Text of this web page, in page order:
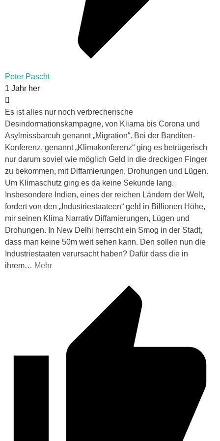
Peter Pascht
1 Jahr her
Es ist alles nur noch verbrecherische
Desindormationskampagne, von Kliama bis Corona und
Asylmissbarcuh genannt „Migration“. Bei der Banditen-
Konferenz, genannt „Klimakonferenz“ ging es betrügerisch
nur darum soviel wie möglich Geld in die dreckigen Finger
zu bekommen, mit Diffamierungen, Drohungen und Lügen.
Um Klimaschutz ging es da keine Sekunde lang.
Insbesondere Indien, eines der reichen Ländern der Welt,
fordert von den „Industriestaateen“ geld in Billionen Höhe,
mir seinen Klima Narrativ Diffamierungen, Lügen und
Drohungen. In New Delhi herrscht ein Smog in der Stadt,
dass man keine 50m weit sehen kann. Den sollen nun die
Industriestaaten verursacht haben? Dafür dass die in
ihrem… Mehr